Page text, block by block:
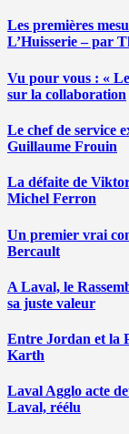
Les premières
L’Huisserie – par
Vu pour vous : «
sur la collaboration
Le chef de service
Guillaume Frouin
La défaite de
Michel Ferron
Un premier vrai
Bercault
A Laval, le
sa juste valeur
Entre Jordan et la
Karth
Laval Agglo acte
Laval, réélu